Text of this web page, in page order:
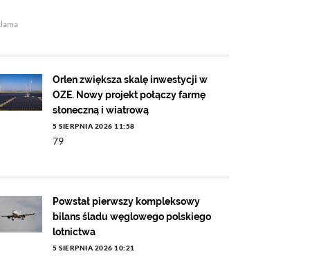
Orlen zwiększa skalę inwestycji w
OZE. Nowy projekt połączy farmę
słoneczną i wiatrową
5 SIERPNIA 2026 11:58
79
Powstał pierwszy kompleksowy
bilans śladu węglowego polskiego
lotnictwa
5 SIERPNIA 2026 10:21